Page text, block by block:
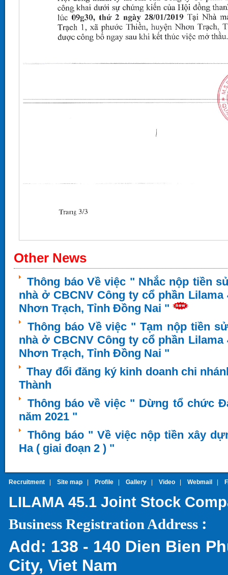
Other News
Thông báo Về việc " Nhắc nộp tiền
nhà ở CBCNV Công ty cổ phần Lilama
Nhơn Trạch, Tỉnh Đồng Nai "
Thông báo Về việc " Tạm nộp tiền
nhà ở CBCNV Công ty cổ phần Lilama
Nhơn Trạch, Tỉnh Đồng Nai "
Thay đổi đăng ký kinh doanh chi
Thành
Thông báo về việc " Dừng tổ chức
năm 2021 "
Thông báo " Về việc nộp tiền xây
Ha ( giai đoạn 2 ) "
Recruitment Site map Profile Gallery Video Webmail
LILAMA 45.1 Joint Stock
Business Registration Address :
Add: 138 - 140 Dien Bien
City, Viet Nam